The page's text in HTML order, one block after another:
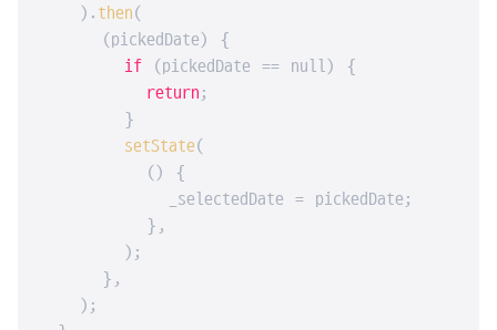
    ).
then(
      (pickedDate) {
if (pickedDate == null) {
return ;
        }
setState(
          () {
            _selectedDate = pickedDate;
          },
        );
      },
    );